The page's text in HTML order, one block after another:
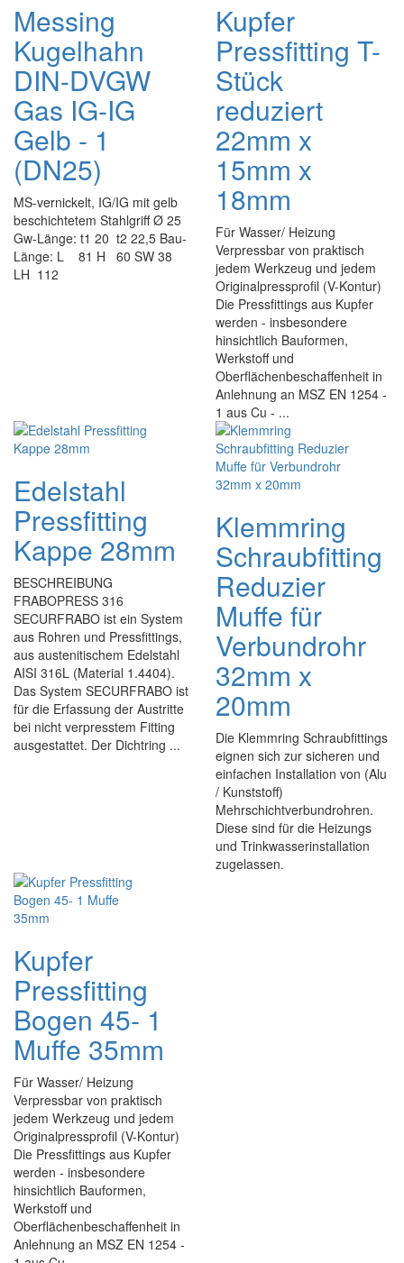
Messing
Kugelhahn
DIN-DVGW
Gas IG-IG
Gelb - 1
(DN25)
MS-vernickelt, IG/IG mit gelb
beschichtetem Stahlgriff Ø 25
Gw-Länge: t1 20 t2 22,5 Bau-
Länge: L 81 H 60 SW 38
LH 112
Kupfer
Pressfitting T-
Stück
reduziert
22mm x
15mm x
18mm
Für Wasser/ Heizung
Verpressbar von praktisch
jedem Werkzeug und jedem
Originalpressprofil (V-Kontur)
Die Pressfittings aus Kupfer
werden - insbesondere
hinsichtlich Bauformen,
Werkstoff und
Oberflächenbeschaffenheit in
Anlehnung an MSZ EN 1254 -
1 aus Cu - ...
Edelstahl
Pressfitting
Kappe 28mm
BESCHREIBUNG
FRABOPRESS 316
SECURFRABO ist ein System
aus Rohren und Pressfittings,
aus austenitischem Edelstahl
AISI 316L (Material 1.4404).
Das System SECURFRABO ist
für die Erfassung der Austritte
bei nicht verpresstem Fitting
ausgestattet. Der Dichtring ...
Klemmring
Schraubfitting
Reduzier
Muffe für
Verbundrohr
32mm x
20mm
Die Klemmring Schraubfittings
eignen sich zur sicheren und
einfachen Installation von (Alu
/ Kunststoff)
Mehrschichtverbundrohren.
Diese sind für die Heizungs
und Trinkwasserinstallation
zugelassen.
Kupfer
Pressfitting
Bogen 45- 1
Muffe 35mm
Für Wasser/ Heizung
Verpressbar von praktisch
jedem Werkzeug und jedem
Originalpressprofil (V-Kontur)
Die Pressfittings aus Kupfer
werden - insbesondere
hinsichtlich Bauformen,
Werkstoff und
Oberflächenbeschaffenheit in
Anlehnung an MSZ EN 1254 -